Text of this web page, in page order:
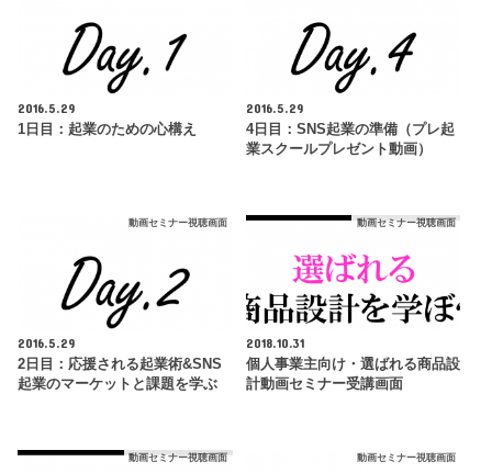
2016.5.29
1日目：起業のための心構え
2016.5.29
4日目：SNS起業の準備（プレ起
業スクールプレゼント動画）
動画セミナー視聴画面
2016.5.29
2日目：応援される起業術&SNS
起業のマーケットと課題を学ぶ
動画セミナー視聴画面
2018.10.31
個人事業主向け・選ばれる商品設
計動画セミナー受講画面
動画セミナー視聴画面 動画セミナー視聴画面